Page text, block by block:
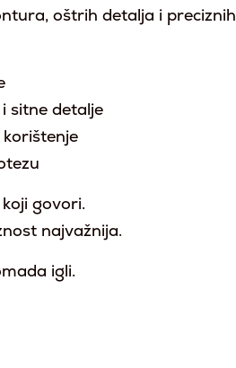
oštrih detalja i preciznih
sitne detalje
govori.
najvažnija.
igli.